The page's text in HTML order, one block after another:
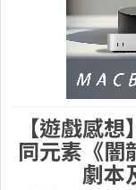
【遊戲感
同元素《闇
劇本